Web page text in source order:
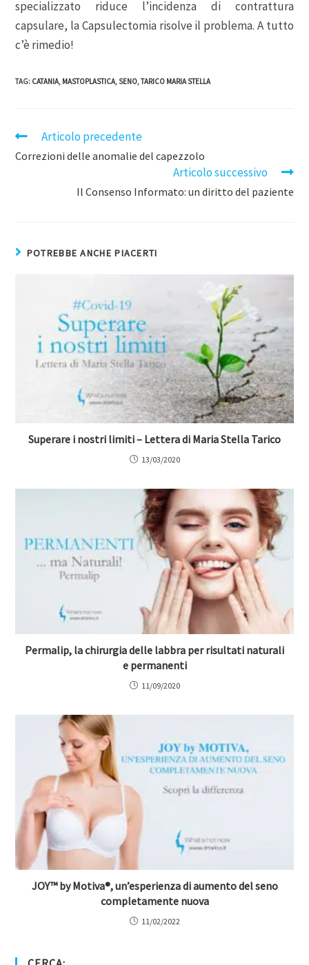
specializzato riduce l’incidenza di contrattura
capsulare, la Capsulectomia risolve il problema. A tutto
c’è rimedio!
TAG: CATANIA, MASTOPLASTICA,SENO,TARICO MARIA STELLA
Articolo precedente
Correzioni delle anomalie del capezzolo
Articolo successivo
Il Consenso Informato: un diritto del paziente
POTREBBE ANCHE PIACERTI
Superare i nostri limiti – Lettera di Maria Stella Tarico
13/03/2020
Permalip, la chirurgia delle labbra per risultati naturali
e permanenti
11/09/2020
JOY™ by Motiva®, un’esperienza di aumento del seno
completamente nuova
11/02/2022